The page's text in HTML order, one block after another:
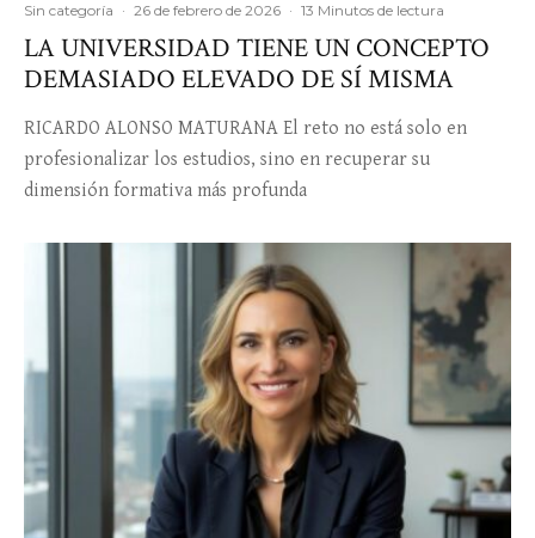
Sin categoría · 26 de febrero de 2026 · 13 Minutos de lectura
LA UNIVERSIDAD TIENE UN CONCEPTO
DEMASIADO ELEVADO DE SÍ MISMA
RICARDO ALONSO MATURANA El reto no está solo en
profesionalizar los estudios, sino en recuperar su
dimensión formativa más profunda